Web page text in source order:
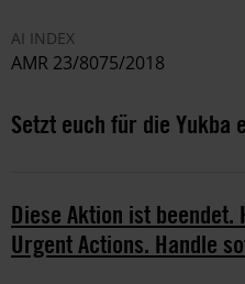
AI INDEX
AMR 23/8075/2018
Setzt euch für die Yukba
Diese Aktion ist
Urgent Actions. Handle